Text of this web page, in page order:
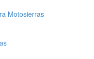
Motosierras